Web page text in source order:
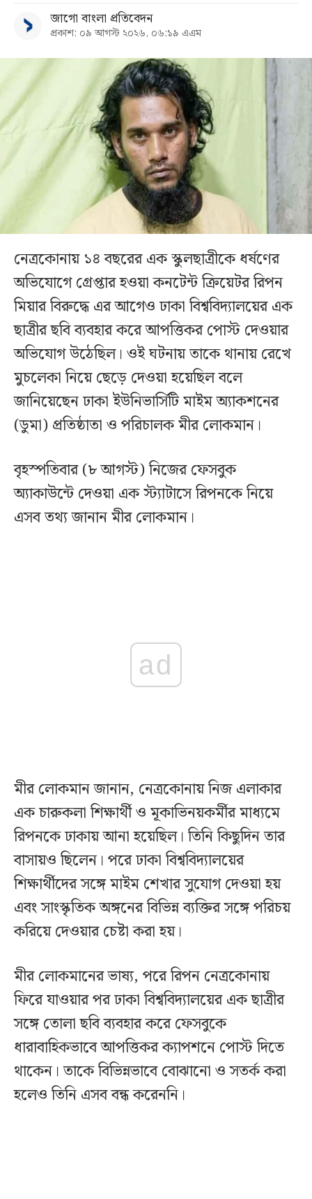
জাগো বাংলা প্রতিবেদন
প্রকাশ: ০৯ আগস্ট ২০২৬, ০৬:১৯ এএম
নেত্রকোনায় ১৪ বছরের এক স্কুলছাত্রীকে ধর্ষণের
অভিযোগে গ্রেপ্তার হওয়া কনটেন্ট ক্রিয়েটর রিপন
মিয়ার বিরুদ্ধে এর আগেও ঢাকা বিশ্ববিদ্যালয়ের এক
ছাত্রীর ছবি ব্যবহার করে আপত্তিকর পোস্ট দেওয়ার
অভিযোগ উঠেছিল। ওই ঘটনায় তাকে থানায় রেখে
মুচলেকা নিয়ে ছেড়ে দেওয়া হয়েছিল বলে
জানিয়েছেন ঢাকা ইউনিভার্সিটি মাইম অ্যাকশনের
(ডুমা) প্রতিষ্ঠাতা ও পরিচালক মীর লোকমান।
বৃহস্পতিবার (৮ আগস্ট) নিজের ফেসবুক
অ্যাকাউন্টে দেওয়া এক স্ট্যাটাসে রিপনকে নিয়ে
এসব তথ্য জানান মীর লোকমান।
ad
মীর লোকমান জানান, নেত্রকোনায় নিজ এলাকার
এক চারুকলা শিক্ষার্থী ও মূকাভিনয়কর্মীর মাধ্যমে
রিপনকে ঢাকায় আনা হয়েছিল। তিনি কিছুদিন তার
বাসায়ও ছিলেন। পরে ঢাকা বিশ্ববিদ্যালয়ের
শিক্ষার্থীদের সঙ্গে মাইম শেখার সুযোগ দেওয়া হয়
এবং সাংস্কৃতিক অঙ্গনের বিভিন্ন ব্যক্তির সঙ্গে পরিচয়
করিয়ে দেওয়ার চেষ্টা করা হয়।
মীর লোকমানের ভাষ্য, পরে রিপন নেত্রকোনায়
ফিরে যাওয়ার পর ঢাকা বিশ্ববিদ্যালয়ের এক ছাত্রীর
সঙ্গে তোলা ছবি ব্যবহার করে ফেসবুকে
ধারাবাহিকভাবে আপত্তিকর ক্যাপশনে পোস্ট দিতে
থাকেন। তাকে বিভিন্নভাবে বোঝানো ও সতর্ক করা
হলেও তিনি এসব বন্ধ করেননি।